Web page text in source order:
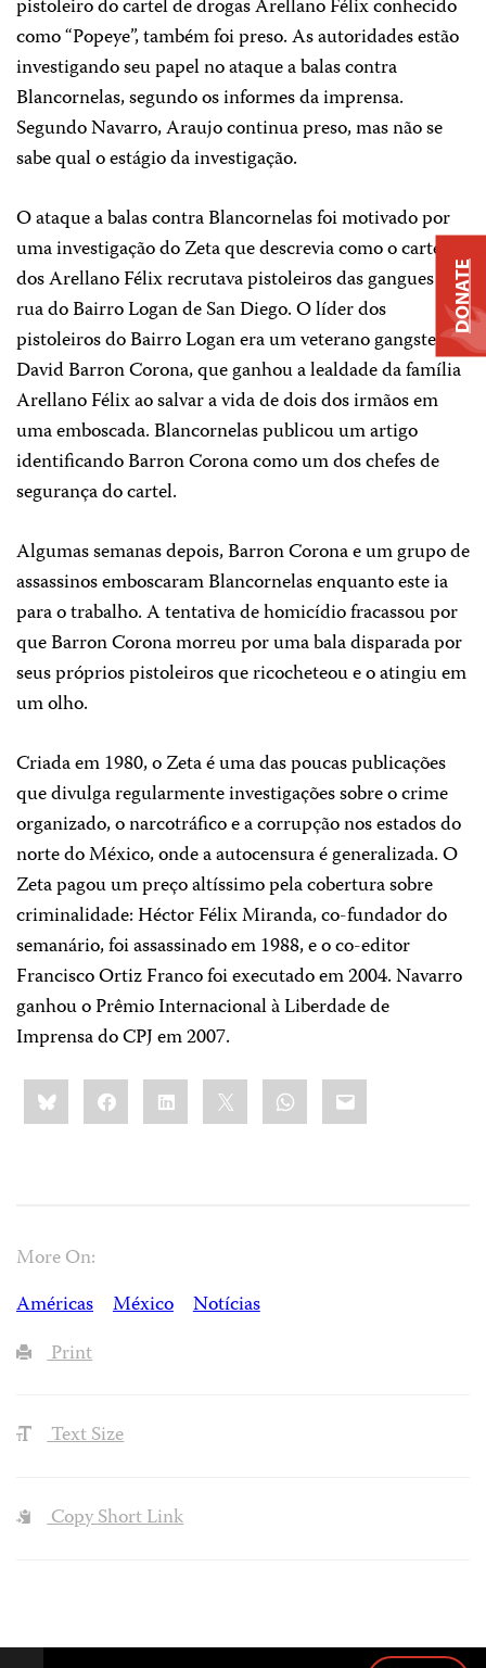
pistoleiro do cartel de drogas Arellano Félix conhecido
como “Popeye”, também foi preso. As autoridades estão
investigando seu papel no ataque a balas contra
Blancornelas, segundo os informes da imprensa.
Segundo Navarro, Araujo continua preso, mas não se
sabe qual o estágio da investigação.
O ataque a balas contra Blancornelas foi motivado por
uma investigação do Zeta que descrevia como o cartel
dos Arellano Félix recrutava pistoleiros das gangues de
rua do Bairro Logan de San Diego. O líder dos
pistoleiros do Bairro Logan era um veterano gangster,
David Barron Corona, que ganhou a lealdade da família
Arellano Félix ao salvar a vida de dois dos irmãos em
uma emboscada. Blancornelas publicou um artigo
identificando Barron Corona como um dos chefes de
segurança do cartel.
Algumas semanas depois, Barron Corona e um grupo de
assassinos emboscaram Blancornelas enquanto este ia
para o trabalho. A tentativa de homicídio fracassou por
que Barron Corona morreu por uma bala disparada por
seus próprios pistoleiros que ricocheteou e o atingiu em
um olho.
Criada em 1980, o Zeta é uma das poucas publicações
que divulga regularmente investigações sobre o crime
organizado, o narcotráfico e a corrupção nos estados do
norte do México, onde a autocensura é generalizada. O
Zeta pagou um preço altíssimo pela cobertura sobre
criminalidade: Héctor Félix Miranda, co-fundador do
semanário, foi assassinado em 1988, e o co-editor
Francisco Ortiz Franco foi executado em 2004. Navarro
ganhou o Prêmio Internacional à Liberdade de
Imprensa do CPJ em 2007.
Share
this:BlueskyFacebookLinkedIn WhatsApp
Email
More On:
Américas
México
Notícias
Print
Text Size
Copy Short Link
DONATE